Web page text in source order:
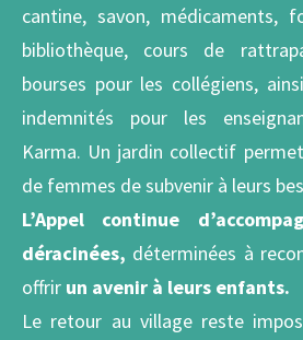
cantine, savon, médicaments,
bibliothèque, cours de
bourses pour les collégiens,
indemnités pour les
Karma. Un jardin collectif
de femmes de subvenir à leurs
L’Appel continue
déracinées, déterminées à
offrir un avenir à leurs enfants.
Le retour au village reste